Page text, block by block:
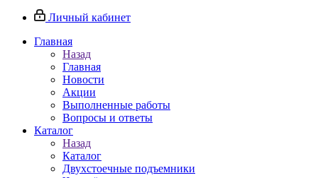
Личный кабинет
Главная
Назад
Главная
Новости
Акции
Выполненные работы
Вопросы и ответы
Каталог
Назад
Каталог
Двухстоечные подъемники